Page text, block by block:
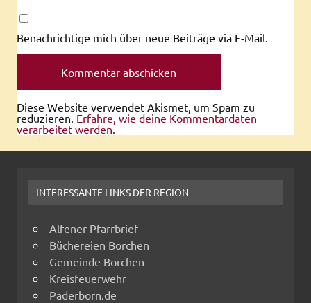
Benachrichtige mich über neue Beiträge via E-Mail.
Diese Website verwendet Akismet, um Spam zu
reduzieren. Erfahre, wie deine Kommentardaten
verarbeitet werden.
INTERESSANTE LINKS DER REGION
Alfener Pfarrbrief
Büchereien Borchen
Gemeinde Borchen
Kreisfeuerwehr
Paderborn.de